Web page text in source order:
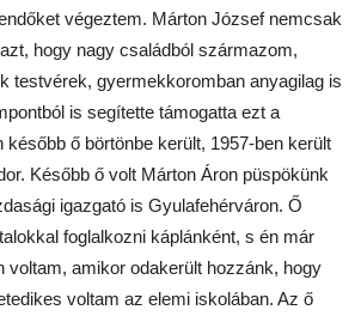
végeztem. Márton József nemcsak
hogy nagy családból származom,
testvérek, gyermekkoromban anyagilag is
is segítette támogatta ezt a
ő börtönbe került, 1957-ben került
Később ő volt Márton Áron püspökünk
igazgató is Gyulafehérváron. Ő
foglalkozni káplánként, s én már
voltam, amikor odakerült hozzánk, hogy
voltam az elemi iskolában. Az ő